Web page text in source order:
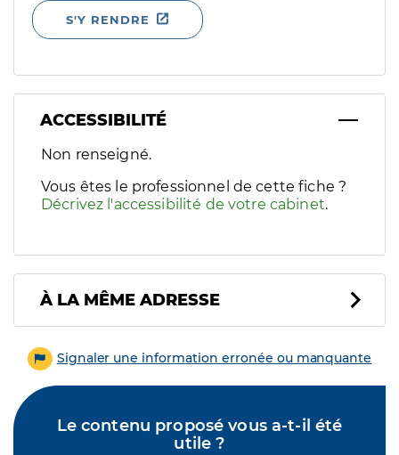
S'Y RENDRE
ACCESSIBILITÉ
Filtres
Sélectionnez un ou plusieurs handicaps/besoins
Non renseigné.
Vous êtes le professionnel de cette fiche ?
Décrivez l'accessibilité de votre cabinet.
À LA MÊME ADRESSE
Signaler une information erronée ou manquante
Le contenu proposé vous a-t-il été
utile ?